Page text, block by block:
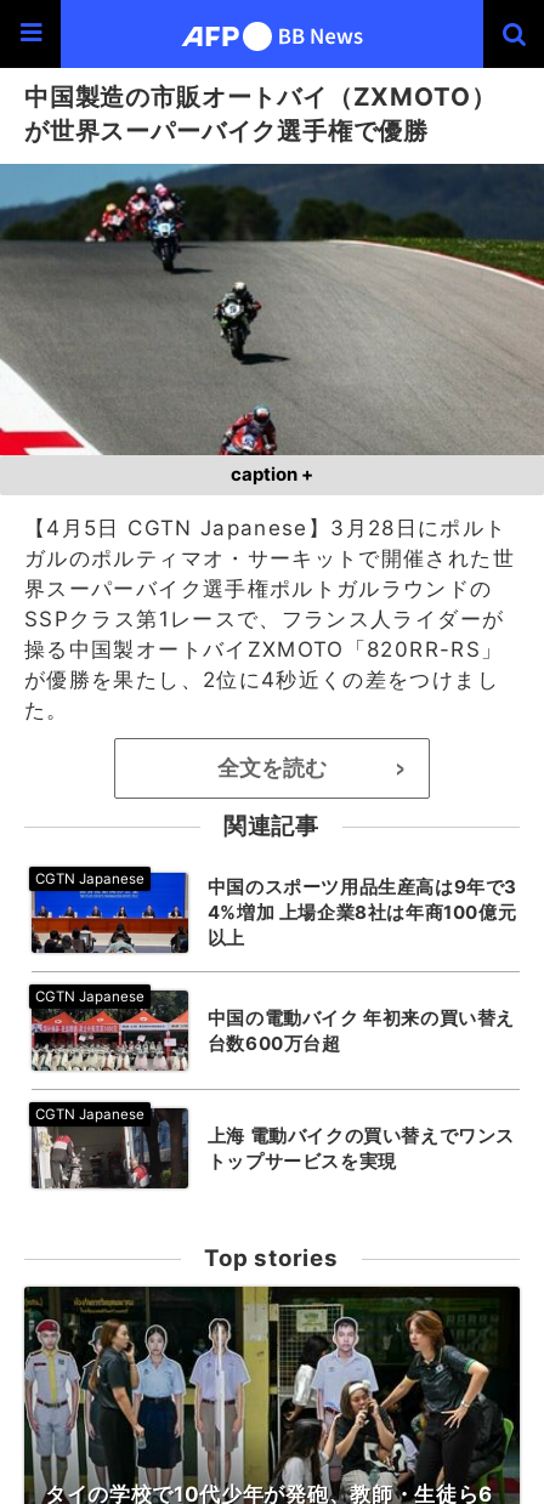
中国製造の市販オートバイ（ZXMOTO）
が世界スーパーバイク選手権で優勝
caption +
【4月5日 CGTN Japanese】3月28日にポルト
ガルのポルティマオ・サーキットで開催された世
界スーパーバイク選手権ポルトガルラウンドの
SSPクラス第1レースで、フランス人ライダーが
操る中国製オートバイZXMOTO「820RR-RS」
が優勝を果たし、2位に4秒近くの差をつけまし
た。
全文を読む >
関連記事
中国のスポーツ用品生産高は9年で3
4%増加 上場企業8社は年商100億元
以上
中国の電動バイク 年初来の買い替え
台数600万台超
上海 電動バイクの買い替えでワンス
トップサービスを実現
Top stories
タイの学校で10代少年が発砲、教師・生徒ら6